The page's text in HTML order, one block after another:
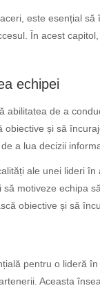
este esențial
În acest
echipei
abilitatea de a
obiective și să
a lua decizii
ale unei lideri
motiveze echipa
obiective și să
pentru o lideră
Aceasta